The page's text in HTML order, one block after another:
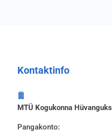
Kontaktinfo
MTÜ Kogukonna Hüvanguks
Pangakonto: